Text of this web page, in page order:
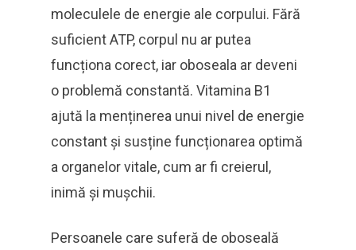
moleculele de energie ale corpului. Fără
suficient ATP, corpul nu ar putea
funcționa corect, iar oboseala ar deveni
o problemă constantă. Vitamina B1
ajută la menținerea unui nivel de energie
constant și susține funcționarea optimă
a organelor vitale, cum ar fi creierul,
inimă și mușchii.
Persoanele care suferă de oboseală